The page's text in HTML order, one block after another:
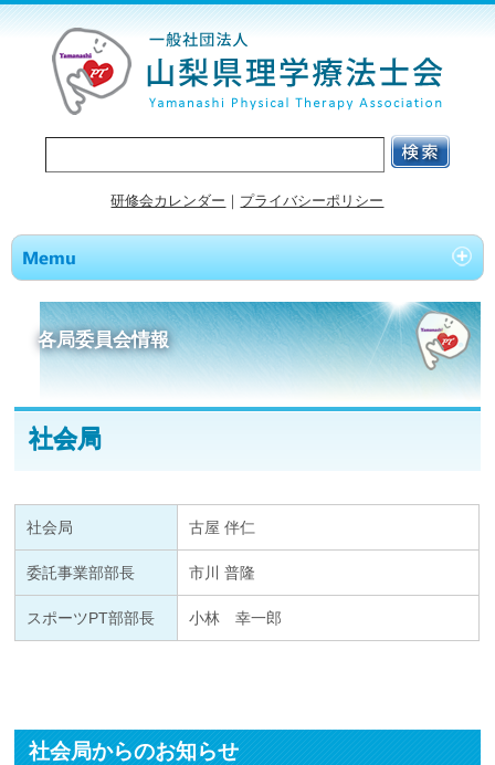
研修会カレンダー ｜ プライバシーポリシー
各局委員会情報
社会局
社会局 古屋 伴仁
委託事業部部長 市川 普隆
スポーツPT部部長 小林 幸一郎
社会局からのお知らせ